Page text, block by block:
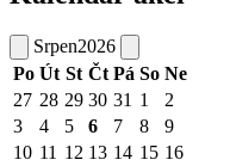
Srpen2026
Po Út St Čt Pá So Ne
27 28 29 30 31 1
2
3
4 5 6 7 8
9
10 11 12 13 14 15 16